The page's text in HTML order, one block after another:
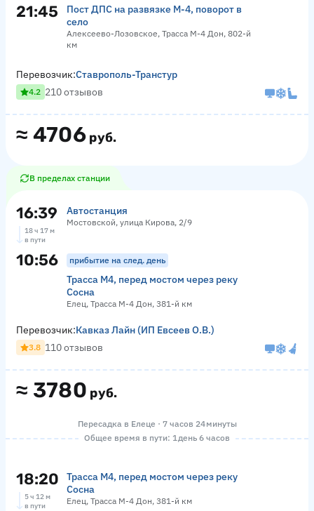
21:45
Пост ДПС на развязке М-4, поворот в
село
Алексеево-Лозовское, Трасса М-4 Дон, 802-й
км
≈ 4706 руб.
Перевозчик:Ставрополь-Транстур
4.2 210 отзывов
В пределах станции
16:39 Автостанция
Мостовской, улица Кирова, 2/9
18 ч 17 м
в пути
10:56 прибытие на след. день
Трасса М4, перед мостом через реку
Сосна
Елец, Трасса М-4 Дон, 381-й км
≈ 3780 руб.
Перевозчик:Кавказ Лайн (ИП Евсеев О.В.)
3.8 110 отзывов
Пересадка в Елеце · 7 часов 24 минуты
Общее время в пути: 1 день 6 часов
18:20
Трасса М4, перед мостом через реку
Сосна
Елец, Трасса М-4 Дон, 381-й км
5 ч 12 м
в пути